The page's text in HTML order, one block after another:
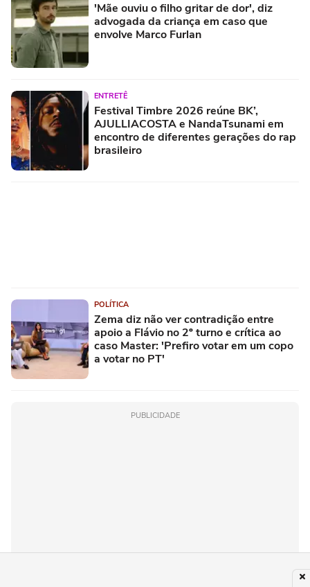
'Mãe ouviu o filho gritar de dor', diz
advogada da criança em caso que
envolve Marco Furlan
ENTRETÊ
Festival Timbre 2026 reúne BK’,
AJULLIACOSTA e NandaTsunami em
encontro de diferentes gerações do rap
brasileiro
POLÍTICA
Zema diz não ver contradição entre
apoio a Flávio no 2º turno e crítica ao
caso Master: 'Prefiro votar em um copo
a votar no PT'
PUBLICIDADE